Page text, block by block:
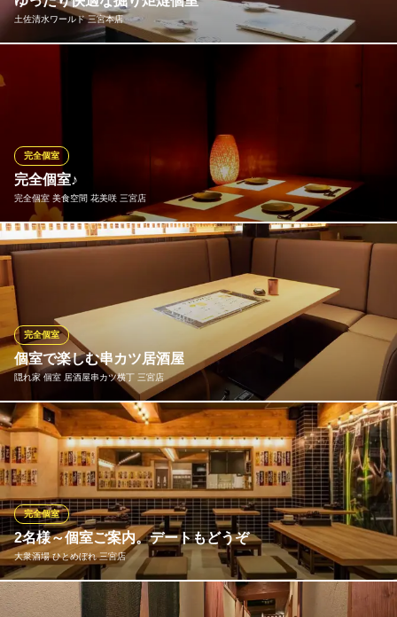
完全個室 活・とらふぐと淡路ハモの専門店 鶴翔
活てっちり専門店
土佐清水ワールド 三宮本店
土佐清水市連携協定店
ＪＲ神戸線三ノ宮駅 徒歩3分
兵庫県神戸市中央区旭通5-322
完全個室♪
完全個室 美食空間 花美咲 三宮店
完全個室
周りを気にせず、気の合うご友人とゆっくりとお食事をお楽しみ
完全個室 美食空間 花美咲 三宮店
個室×食べ飲み放題
神戸市営地下鉄西神・山手線三宮駅 徒歩3分
兵庫県神戸市中央区北長狭通1-5-1 ニュー光陽ビル5F
個室で楽しむ串カツ居酒屋
隠れ家 個室 居酒屋串カツ横丁 三宮店
完全個室
大小様々な個室をご用意しております！少人数でのお集まりや女
子会から、団体での会社宴会まで、プライベート空間でゆったり
と至福のひとときをお過ごしください。喫煙可能なのでおタバコ
を吸われる方もご一緒にお楽しみいただけます。飲み放題付きコ
ースは串カツコース・鍋コースなどお好みに合わせて選択可能で
す♪
隠れ家 個室 居酒屋串カツ横丁 三宮店
居酒屋
神戸市営地下鉄西神・山手線三宮駅 徒歩3分
2名様～個室ご案内。デートもどうぞ
大衆酒場 ひとめぼれ 三宮店
完全個室
ゆっくりと語り合いたい方は個室へどうぞ。2名様～、個室へご案